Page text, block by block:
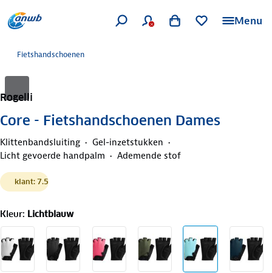
Menu
Fietshandschoenen
Rogelli
Core - Fietshandschoenen Dames
Klittenbandsluiting
Gel-inzetstukken
Licht gevoerde handpalm
Ademende stof
klant: 7.5
Kleur: Lichtblauw